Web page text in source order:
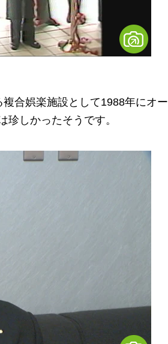
合娯楽施設として1988年にオー
しかったそうです。